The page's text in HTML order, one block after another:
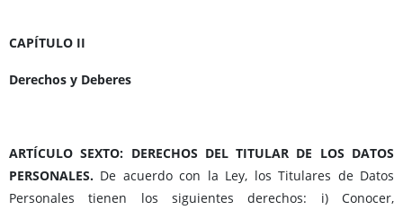
CAPÍTULO II
Derechos y Deberes
ARTÍCULO SEXTO: DERECHOS DEL TITULAR DE LOS DATOS
PERSONALES. De acuerdo con la Ley, los Titulares de Datos
Personales tienen los siguientes derechos: i) Conocer,